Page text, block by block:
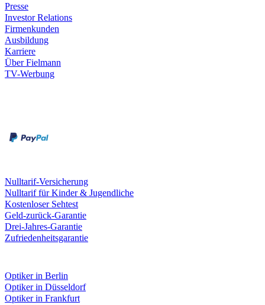
Presse
Investor Relations
Firmenkunden
Ausbildung
Karriere
Über Fielmann
TV-Werbung
Nulltarif-Versicherung
Nulltarif für Kinder & Jugendliche
Kostenloser Sehtest
Geld-zurück-Garantie
Drei-Jahres-Garantie
Zufriedenheitsgarantie
Optiker in Berlin
Optiker in Düsseldorf
Optiker in Frankfurt